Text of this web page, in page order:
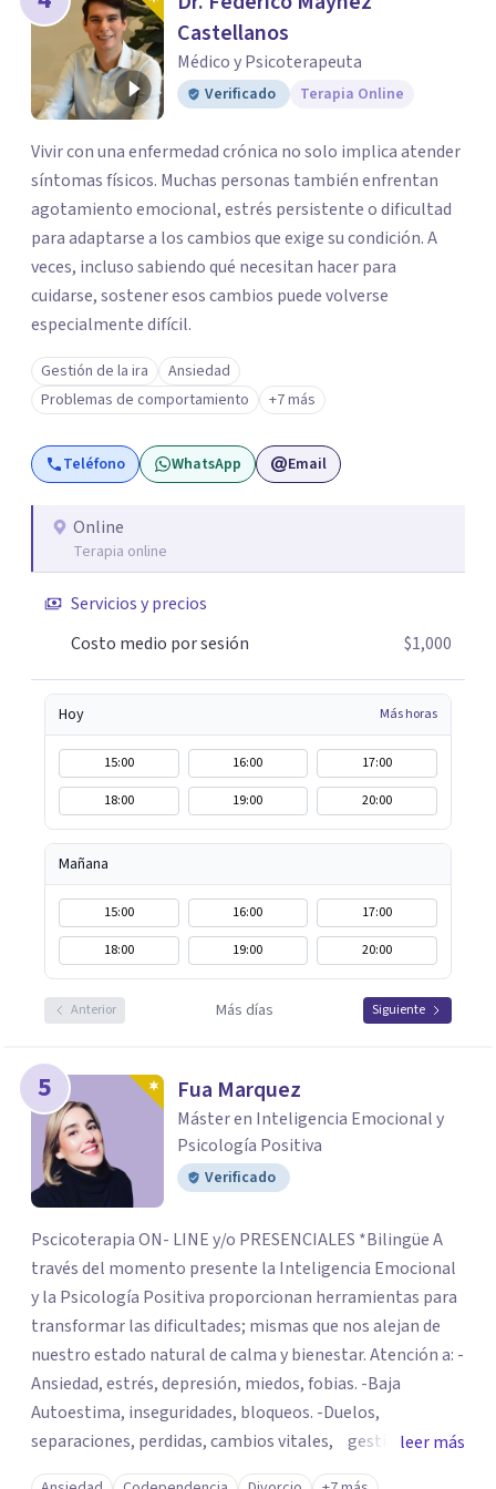
Castellanos
Médico y Psicoterapeuta
Verificado Terapia Online
Vivir con una enfermedad crónica no solo implica atender
síntomas físicos. Muchas personas también enfrentan
agotamiento emocional, estrés persistente o dificultad
para adaptarse a los cambios que exige su condición. A
veces, incluso sabiendo qué necesitan hacer para
cuidarse, sostener esos cambios puede volverse
especialmente difícil.
Gestión de la ira
Ansiedad
Problemas de comportamiento
+7 más
Teléfono WhatsApp Email
Online
Terapia online
Servicios y precios
Costo medio por sesión
$1,000
Hoy Más horas
15:00 16:00
17:00
18:00
19:00 20:00
Mañana
15:00 16:00
17:00
18:00
19:00 20:00
Anterior Más días Siguiente
5 Fua Marquez
Máster en Inteligencia Emocional y
Psicología Positiva
Verificado
Pscicoterapia ON- LINE y/o PRESENCIALES *Bilingüe A
través del momento presente la Inteligencia Emocional
y la Psicología Positiva proporcionan herramientas para
transformar las dificultades; mismas que nos alejan de
nuestro estado natural de calma y bienestar. Atención a: -
Ansiedad, estrés, depresión, miedos, fobias. -Baja
Autoestima, inseguridades, bloqueos. -Duelos,
separaciones, perdidas, cambios vitales, gestión de
emociones, tristeza, ira, soledad. Si deseas resolver una
leer más